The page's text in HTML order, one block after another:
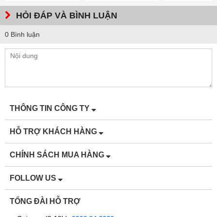
HỎI ĐÁP VÀ BÌNH LUẬN
0 Bình luận
THÔNG TIN CÔNG TY
HỖ TRỢ KHÁCH HÀNG
CHÍNH SÁCH MUA HÀNG
FOLLOW US
TỔNG ĐÀI HỖ TRỢ